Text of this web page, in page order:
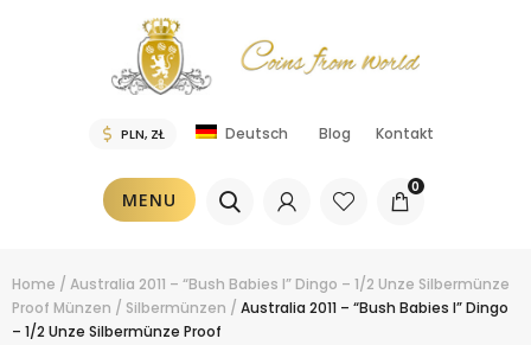
Deutsch Blog Kontakt
MENU
0
Home / Australia 2011 – “Bush Babies I” Dingo – 1/2 Unze Silbermünze
Proof Münzen / Silbermünzen / Australia 2011 – “Bush Babies I” Dingo
– 1/2 Unze Silbermünze Proof